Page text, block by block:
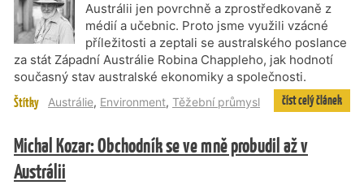
Austrálii jen povrchně a zprostředkovaně z
médií a učebnic. Proto jsme využili vzácné
příležitosti a zeptali se australského poslance
za stát Západní Austrálie Robina Chappleho, jak hodnotí
současný stav australské ekonomiky a společnosti.
Štítky Austrálie, Environment, Těžební průmysl číst celý článek
Michal Kozar: Obchodník se ve mně probudil až v
Austrálii